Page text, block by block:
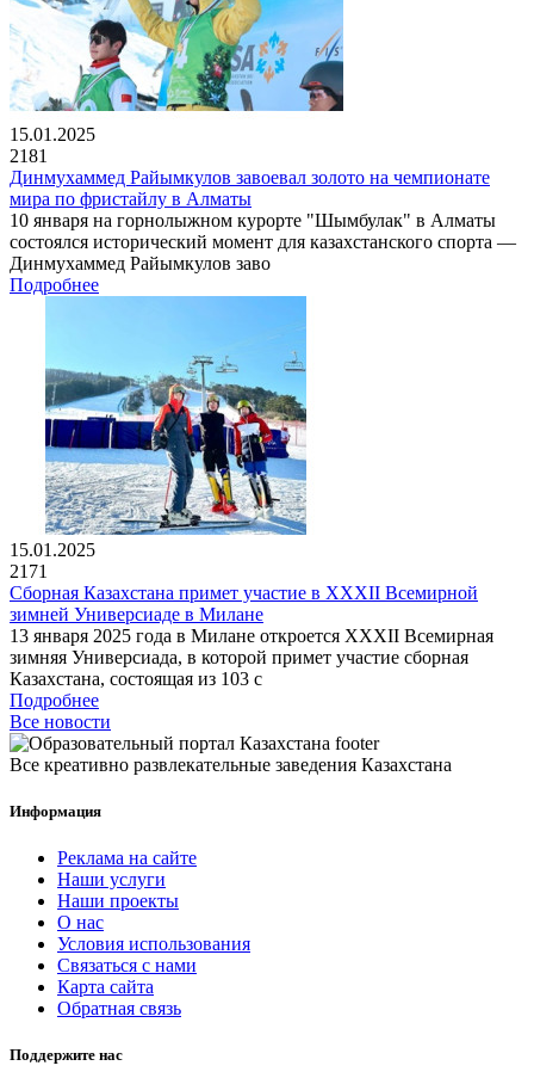
15.01.2025
2181
Динмухаммед Райымкулов завоевал золото на чемпионате
мира по фристайлу в Алматы
10 января на горнолыжном курорте "Шымбулак" в Алматы
состоялся исторический момент для казахстанского спорта —
Динмухаммед Райымкулов заво
Подробнее
15.01.2025
2171
Сборная Казахстана примет участие в XXXII Всемирной
зимней Универсиаде в Милане
13 января 2025 года в Милане откроется XXXII Всемирная
зимняя Универсиада, в которой примет участие сборная
Казахстана, состоящая из 103 с
Подробнее
Все новости
Все креативно развлекательные заведения Казахстана
Информация
Реклама на сайте
Наши услуги
Наши проекты
О нас
Условия использования
Связаться с нами
Карта сайта
Обратная связь
Поддержите нас